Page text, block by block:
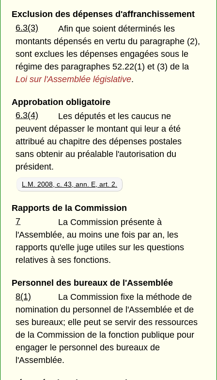
Exclusion des dépenses d'affranchissement
6.3(3)
Afin que soient déterminés les
montants dépensés en vertu du paragraphe (2),
sont exclues les dépenses engagées sous le
régime des paragraphes 52.22(1) et (3) de la
Loi sur l'Assemblée législative.
Approbation obligatoire
6.3(4)
Les députés et les caucus ne
peuvent dépasser le montant qui leur a été
attribué au chapitre des dépenses postales
sans obtenir au préalable l'autorisation du
président.
L.M. 2008, c. 43, ann. E, art. 2.
Rapports de la Commission
7
La Commission présente à
l'Assemblée, au moins une fois par an, les
rapports qu'elle juge utiles sur les questions
relatives à ses fonctions.
Personnel des bureaux de l'Assemblée
8(1)
La Commission fixe la méthode de
nomination du personnel de l'Assemblée et de
ses bureaux; elle peut se servir des ressources
de la Commission de la fonction publique pour
engager le personnel des bureaux de
l'Assemblée.